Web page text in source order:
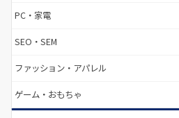
PC・家電
SEO・SEM
ファッション・アパレル
ゲーム・おもちゃ